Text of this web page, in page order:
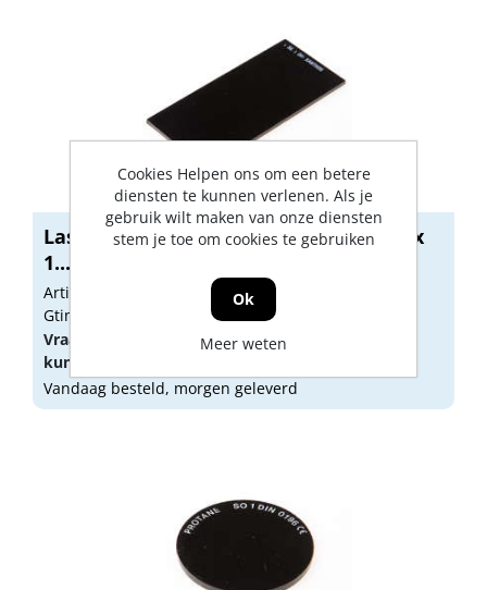
Lasglas Xanthos No.11 groen No. 9 50 x
1...
Artikelnummer: 1644156
Gtin: 8713223030175
Vraag een
aan oflog inom prijzen te
kunnen zien.
Vandaag besteld, morgen geleverd
Cookies Helpen ons om een betere
diensten te kunnen verlenen. Als je
gebruik wilt maken van onze diensten
stem je toe om cookies te gebruiken
Ok
Meer weten